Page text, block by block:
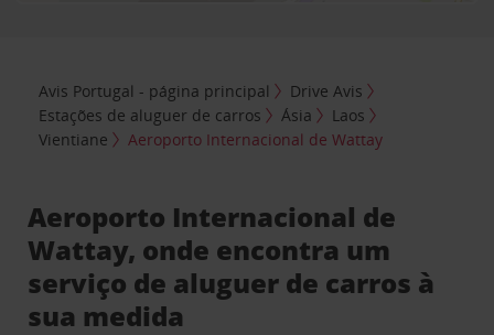
Avis Portugal - página principal
Drive Avis
Estações de aluguer de carros
Ásia
Laos
Vientiane
Aeroporto Internacional de Wattay
Aeroporto Internacional de
Wattay, onde encontra um
serviço de aluguer de carros à
sua medida